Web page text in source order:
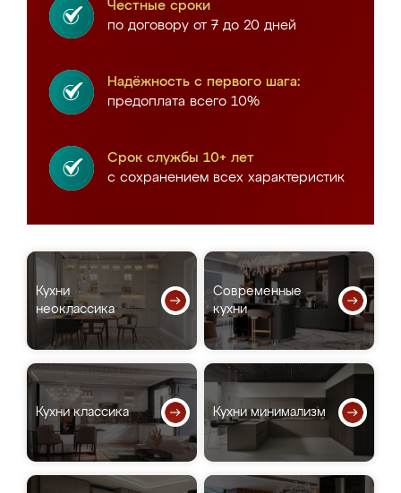
Честные сроки
по договору от 7 до 20 дней
Надёжность с первого шага:
предоплата всего 10%
Срок службы 10+ лет
с сохранением всех характеристик
Кухни
неоклассика
Современные
кухни
Кухни классика Кухни минимализм